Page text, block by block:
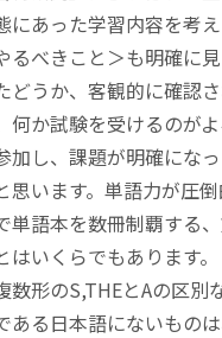
にあった学習内容を考
るべきこと＞も明確に
どうか、客観的に確認
何か試験を受けるのがよ
加し、課題が明確にな
思います。単語力が圧
単語本を数冊制覇する
いくらでもあります。
数形のS,THEとAの区
ある日本語にないもの